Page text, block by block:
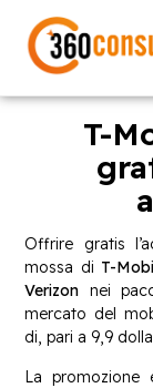
GDPR NIS2
Sviluppo
T-
Offrire gratis
mossa di T-
Verizon nei
mercato del
di, pari a 9,9
La promozione